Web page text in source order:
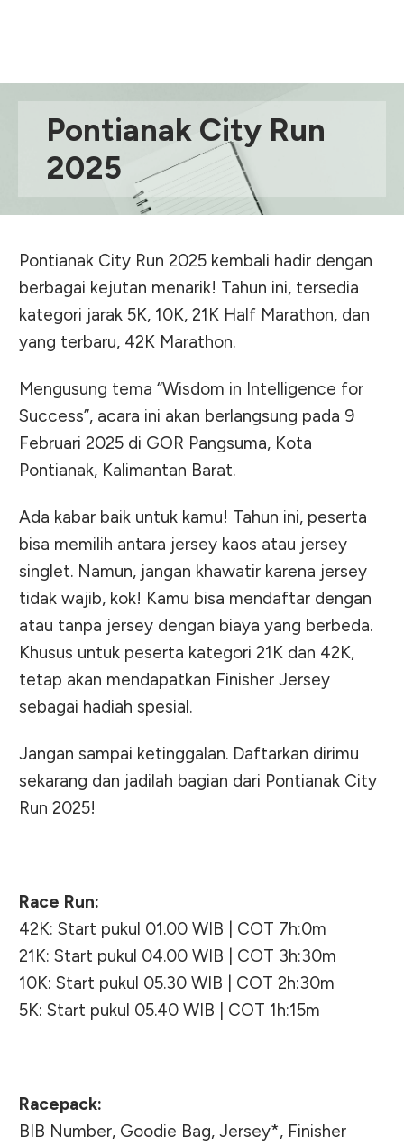
Pontianak City Run
2025
Pontianak City Run 2025 kembali hadir dengan
berbagai kejutan menarik! Tahun ini, tersedia
kategori jarak 5K, 10K, 21K Half Marathon, dan
yang terbaru, 42K Marathon.
Mengusung tema “Wisdom in Intelligence for
Success”, acara ini akan berlangsung pada 9
Februari 2025 di GOR Pangsuma, Kota
Pontianak, Kalimantan Barat.
Ada kabar baik untuk kamu! Tahun ini, peserta
bisa memilih antara jersey kaos atau jersey
singlet. Namun, jangan khawatir karena jersey
tidak wajib, kok! Kamu bisa mendaftar dengan
atau tanpa jersey dengan biaya yang berbeda.
Khusus untuk peserta kategori 21K dan 42K,
tetap akan mendapatkan Finisher Jersey
sebagai hadiah spesial.
Jangan sampai ketinggalan. Daftarkan dirimu
sekarang dan jadilah bagian dari Pontianak City
Run 2025!
Race Run:
42K: Start pukul 01.00 WIB | COT 7h:0m
21K: Start pukul 04.00 WIB | COT 3h:30m
10K: Start pukul 05.30 WIB | COT 2h:30m
5K: Start pukul 05.40 WIB | COT 1h:15m
Racepack:
BIB Number, Goodie Bag, Jersey*, Finisher